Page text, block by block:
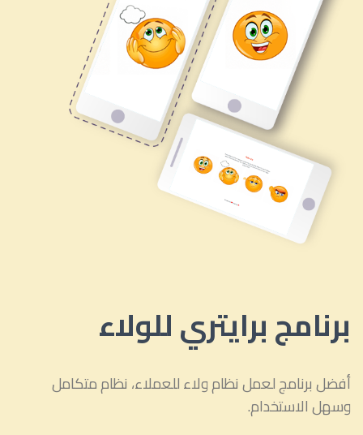
برنامج برايتري للولاء
أفضل برنامج لعمل نظام ولاء للعملاء، نظام متكامل
وسهل الاستخدام.